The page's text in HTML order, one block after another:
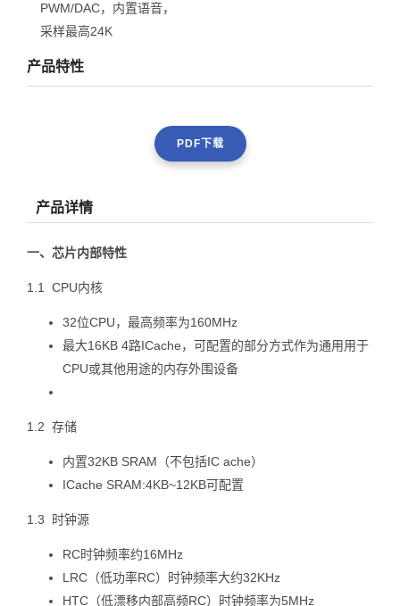
PWM/DAC，内置语音，
采样最高24K
产品特性
PDF下载
产品详情
一、 芯片内部特性
1.1 CPU内核
32位CPU，最高频率为160MHz
最大16KB 4路ICache，可配置的部分方式作为通用用于
CPU或其他用途的内存外围设备
1.2 存储
内置32KB SRAM（不包括IC ache）
ICache SRAM:4KB~12KB可配置
1.3 时钟源
RC时钟频率约16MHz
LRC（低功率RC）时钟频率大约32KHz
HTC（低漂移内部高频RC）时钟频率为5MHz